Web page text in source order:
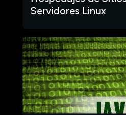
Servidores Linux